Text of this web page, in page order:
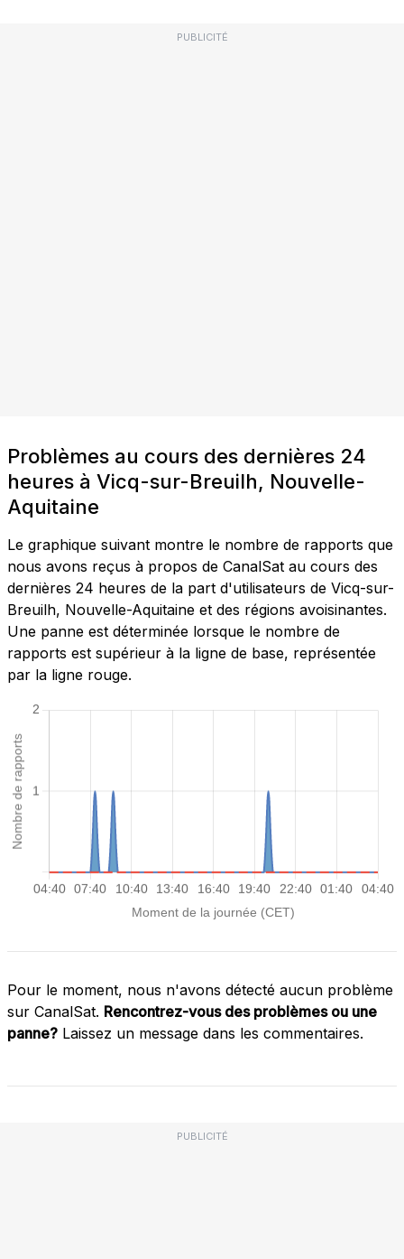
PUBLICITÉ
Problèmes au cours des dernières 24
heures à Vicq-sur-Breuilh, Nouvelle-
Aquitaine
Le graphique suivant montre le nombre de rapports que
nous avons reçus à propos de CanalSat au cours des
dernières 24 heures de la part d'utilisateurs de Vicq-sur-
Breuilh, Nouvelle-Aquitaine et des régions avoisinantes.
Une panne est déterminée lorsque le nombre de
rapports est supérieur à la ligne de base, représentée
par la ligne rouge.
Pour le moment, nous n'avons détecté aucun problème
sur CanalSat. Rencontrez-vous des problèmes ou une
panne? Laissez un message dans les commentaires.
PUBLICITÉ